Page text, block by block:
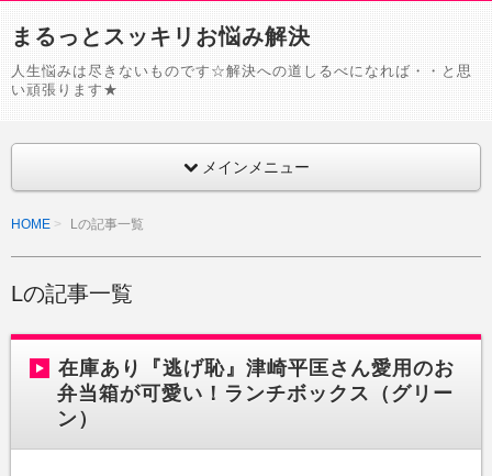
まるっとスッキリお悩み解決
人生悩みは尽きないものです☆解決への道しるべになれば・・と思
い頑張ります★
メインメニュー
HOME Lの記事一覧
Lの記事一覧
在庫あり『逃げ恥』津崎平匡さん愛用のお
弁当箱が可愛い！ランチボックス（グリー
ン）